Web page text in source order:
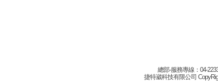
總部-服務專線：04-
捷特崴科技有限公司